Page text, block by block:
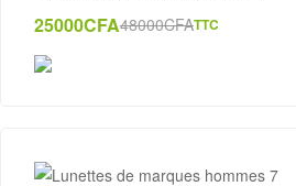
48000CFA
25000CFA TTC